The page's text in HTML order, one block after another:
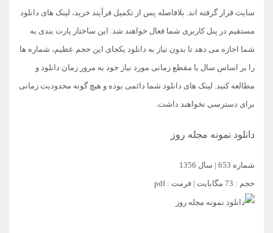
سایت قرار گرفته اند. بلافاصله پس از تکمیل فرآیند خرید، لینک های دانلود
مستقیم در پنل کاربری شما فعال خواهند شد. این ساختار پارت بندی به
شما اجازه می دهد تا بدون نیاز به دانلود یکجای این حجم عظیم، شماره ها
را بر اساس سال یا مقطع زمانی مورد نیاز خود به مرور زمان دانلود و
مطالعه کنید. لینک های دانلود شما دائمی بوده و هیچ گونه محدودیت زمانی
برای دسترسی نخواهند داشت.
دانلود نمونه مجله روز
شماره 653 | سال 1356
حجم : 73 مگابایت | فرمت : pdf